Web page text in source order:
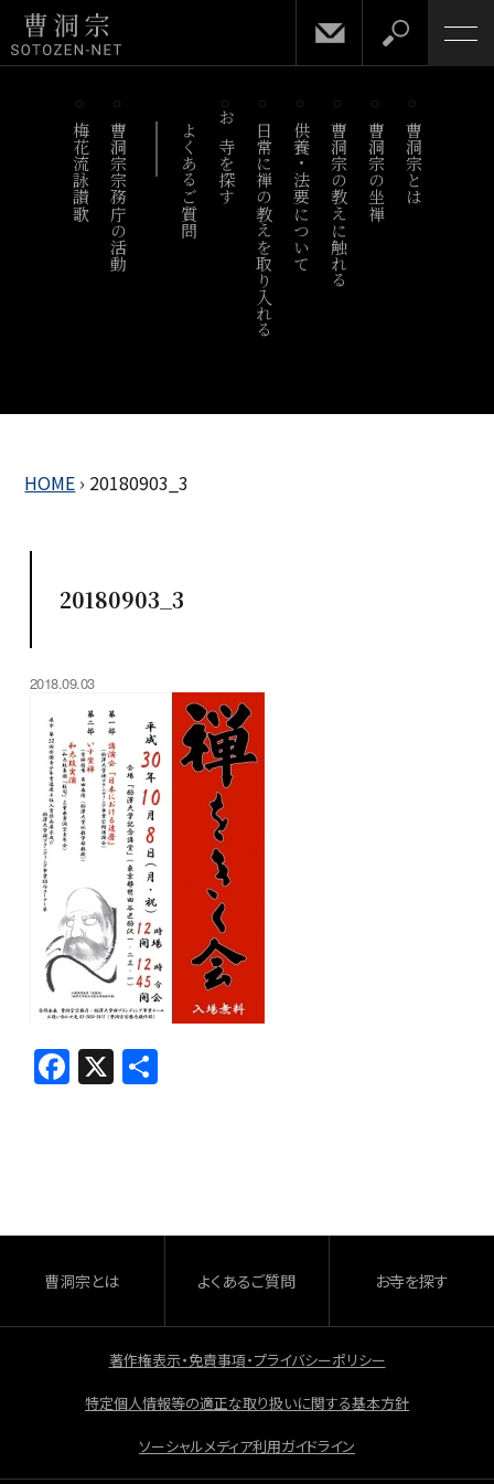
梅花流詠讃歌 曹洞宗宗務庁の活動 よくあるご質問 お寺を探す 日常に禅の教えを取り入れる供養・法要について曹洞宗の教えに触れる 曹洞宗の坐禅 曹洞宗とは
HOME › 20180903_3
20180903_3
2018.09.03
F
a
o
o
k
X 共
曹洞宗とは よくあるご質問 お寺を探す
著作権表示・免責事項・プライバシーポリシー
特定個人情報等の適正な取り扱いに関する基本方針
ソーシャルメディア利用ガイドライン